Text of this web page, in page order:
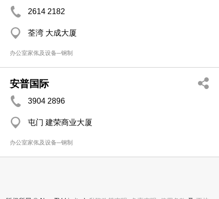
2614 2182
荃湾 大成大厦
办公室家俬及设备─钢制
安普国际
3904 2896
屯门 建荣商业大厦
办公室家俬及设备─钢制